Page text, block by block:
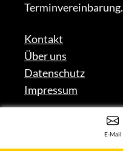
Terminvereinbarung.
Kontakt
Über uns
Datenschutz
Impressum
E-Mail